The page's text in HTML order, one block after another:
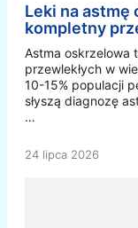
Leki na astmę
kompletny
Astma oskrzelowa
przewlekłych w
10-15% populacji
słyszą diagnozę
…
24 lipca 2026